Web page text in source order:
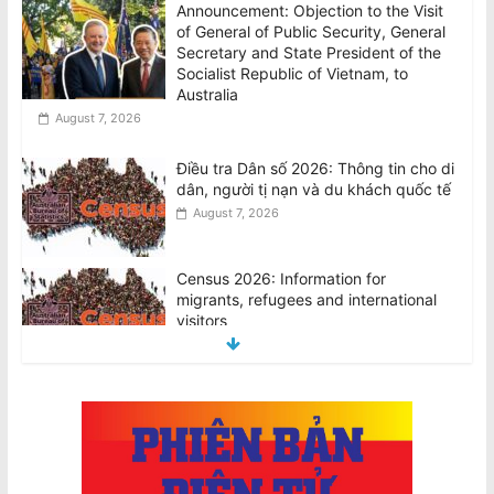
Announcement: Objection to the Visit
of General of Public Security, General
Secretary and State President of the
Socialist Republic of Vietnam, to
Australia
August 7, 2026
Điều tra Dân số 2026: Thông tin cho di
dân, người tị nạn và du khách quốc tế
August 7, 2026
Census 2026: Information for
migrants, refugees and international
visitors
August 7, 2026
Đại hội Thể thao lớn thứ 3 thế giới
August 7, 2026